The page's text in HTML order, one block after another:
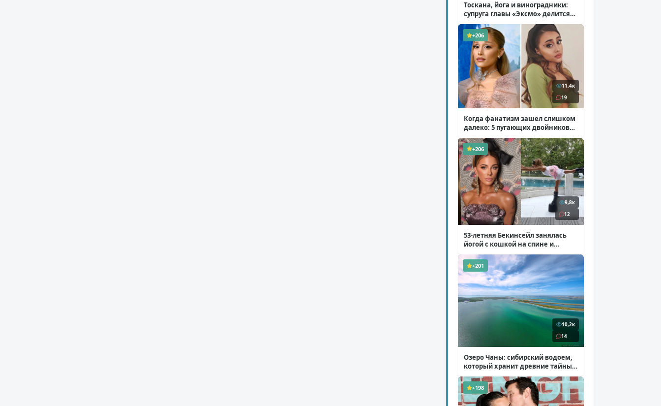
Тоскана, йога и виноградники:
супруга главы «Эксмо» делится
кадрами из Италии( 14 фото )
+206
11,4к
19
Когда фанатизм зашел слишком
далеко: 5 пугающих двойников
звезд( 10 фото )
+206
9,8к
12
53-летняя Бекинсейл занялась
йогой с кошкой на спине и
ботинках на платформе( 7 фото )
+201
10,2к
14
Озеро Чаны: сибирский водоем,
который хранит древние тайны
( 12 фото )
+198